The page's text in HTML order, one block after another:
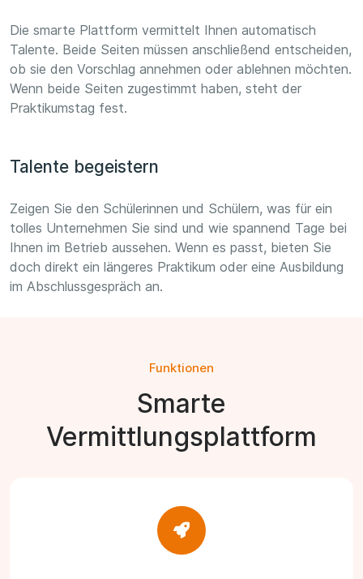
Die smarte Plattform vermittelt Ihnen automatisch
Talente. Beide Seiten müssen anschließend entscheiden,
ob sie den Vorschlag annehmen oder ablehnen möchten.
Wenn beide Seiten zugestimmt haben, steht der
Praktikumstag fest.
Talente begeistern
Zeigen Sie den Schülerinnen und Schülern, was für ein
tolles Unternehmen Sie sind und wie spannend Tage bei
Ihnen im Betrieb aussehen. Wenn es passt, bieten Sie
doch direkt ein längeres Praktikum oder eine Ausbildung
im Abschlussgespräch an.
Funktionen
Smarte
Vermittlungsplattform